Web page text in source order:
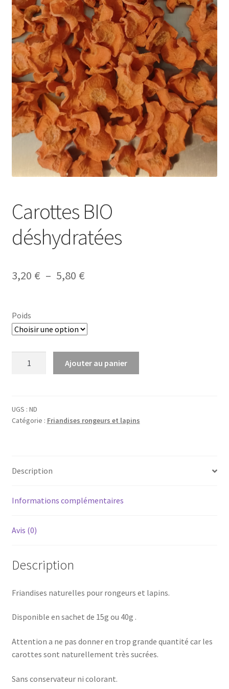
Ma Présentation
Politique de confidentialité
Retour
Mon compte
Panier
Commande
MERCI POUR VOTRE COMMANDE
Carottes BIO
déshydratées
3,20 € – 5,80 €Plage
3,20 €
à
5,80 €
Poids
déshydratées
Ajouter au panier
UGS : ND
Catégorie : Friandises rongeurs et lapins
Description
Informations complémentaires
Avis (0)
Description
Friandises naturelles pour rongeurs et lapins.
Disponible en sachet de 15g ou 40g .
Attention a ne pas donner en trop grande quantité car les
carottes sont naturellement très sucrées.
Sans conservateur ni colorant.